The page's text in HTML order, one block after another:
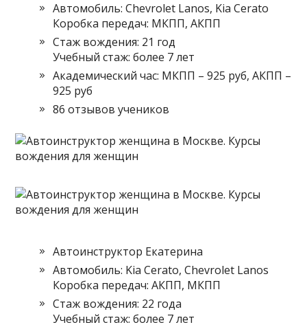
Автомобиль: Chevrolet Lanos, Kia Cerato
Коробка передач: МКПП, АКПП
Стаж вождения: 21 год
Учебный стаж: более 7 лет
Академический час: МКПП – 925 руб, АКПП –
925 руб
86 отзывов учеников
Автоинструктор Екатерина
Автомобиль: Kia Cerato, Chevrolet Lanos
Коробка передач: АКПП, МКПП
Стаж вождения: 22 года
Учебный стаж: более 7 лет